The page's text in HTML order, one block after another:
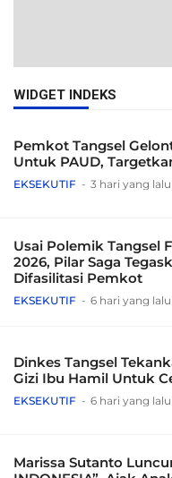
WIDGET INDEKS
Pemkot Tangsel
Untuk PAUD,
EKSEKUTIF 3 hari yang lalu
Usai Polemik Tangsel
2026, Pilar Saga
Difasilitasi Pemkot
EKSEKUTIF 6 hari yang lalu
Dinkes Tangsel
Gizi Ibu Hamil Untuk
EKSEKUTIF 6 hari yang lalu
Marissa Sutanto